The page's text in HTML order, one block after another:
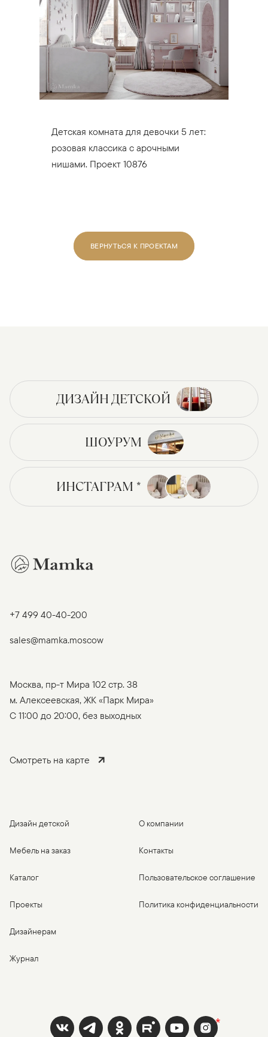
Детская комната для девочки 5 лет:
розовая классика с арочными
нишами. Проект 10876
ВЕРНУТЬСЯ К ПРОЕКТАМ
ДИЗАЙН ДЕТСКОЙ
ШОУРУМ
ИНСТАГРАМ *
+7 499 40-40-200
sales@mamka.moscow
Москва, пр-т Мира 102 стр. 38
м. Алексеевская, ЖК «Парк Мира»
C 11:00 до 20:00, без выходных
Смотреть на карте
Дизайн детской
Мебель на заказ
Каталог
Проекты
Дизайнерам
Журнал
О компании
Контакты
Пользовательское соглашение
Политика конфиденциальности